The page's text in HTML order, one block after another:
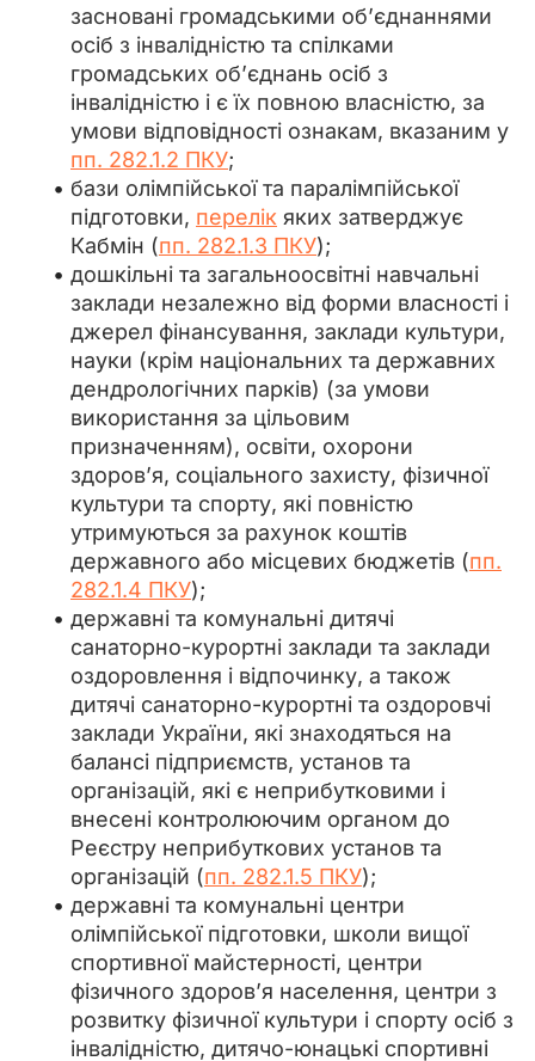
засновані громадськими об’єднаннями
осіб з інвалідністю та спілками
громадських об’єднань осіб з
інвалідністю і є їх повною власністю, за
умови відповідності ознакам, вказаним у
пп. 282.1.2 ПКУ;
бази олімпійської та паралімпійської
підготовки, перелік яких затверджує
Кабмін (пп. 282.1.3 ПКУ);
дошкільні та загальноосвітні навчальні
заклади незалежно від форми власності і
джерел фінансування, заклади культури,
науки (крім національних та державних
дендрологічних парків) (за умови
використання за цільовим
призначенням), освіти, охорони
здоров’я, соціального захисту, фізичної
культури та спорту, які повністю
утримуються за рахунок коштів
державного або місцевих бюджетів (пп.
282.1.4 ПКУ);
державні та комунальні дитячі
санаторно-курортні заклади та заклади
оздоровлення і відпочинку, а також
дитячі санаторно-курортні та оздоровчі
заклади України, які знаходяться на
балансі підприємств, установ та
організацій, які є неприбутковими і
внесені контролюючим органом до
Реєстру неприбуткових установ та
організацій (пп. 282.1.5 ПКУ);
державні та комунальні центри
олімпійської підготовки, школи вищої
спортивної майстерності, центри
фізичного здоров’я населення, центри з
розвитку фізичної культури і спорту осіб з
інвалідністю, дитячо-юнацькі спортивні